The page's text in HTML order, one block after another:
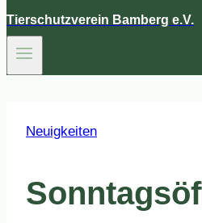
Tierschutzverein Bamberg e.V.
Neuigkeiten